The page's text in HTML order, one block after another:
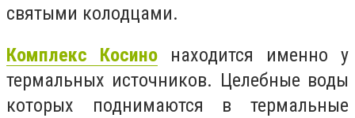
святыми колодцами.
Комплекс Косино находится именно у
термальных источников. Целебные воды
которых поднимаются в термальные